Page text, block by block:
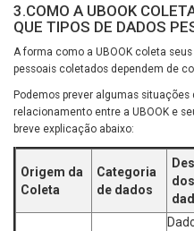
3.COMO A UBOOK
QUE TIPOS DE DADOS
A forma como a UBOOK coleta
pessoais coletados dependem de
Podemos prever algumas
relacionamento entre a UBOOK e
breve explicação abaixo:
Origem da
Coleta
Categoria
de dados
dos